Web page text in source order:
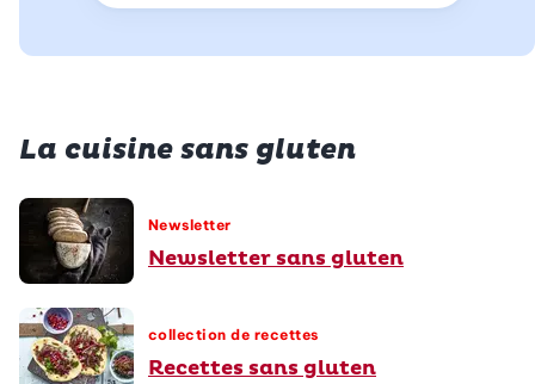
La cuisine sans gluten
Newsletter
Newsletter sans gluten
collection de recettes
Recettes sans gluten